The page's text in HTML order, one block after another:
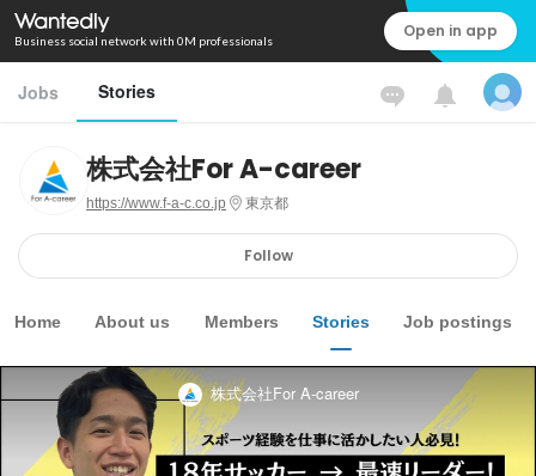
Business social network with 0M professionals Open in app
Jobs Stories
株式会社For A-career
https://www.f-a-c.co.jp 東京都
Follow
Home About us Members Stories Job postings
株式会社For A-career